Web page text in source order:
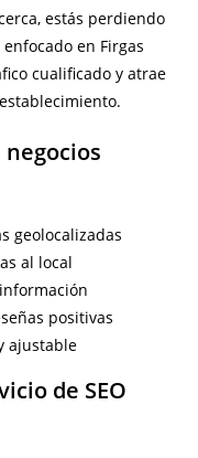
estás perdiendo
en Firgas
cualificado y atrae
geolocalizadas
al local
positivas
ajustable
de SEO